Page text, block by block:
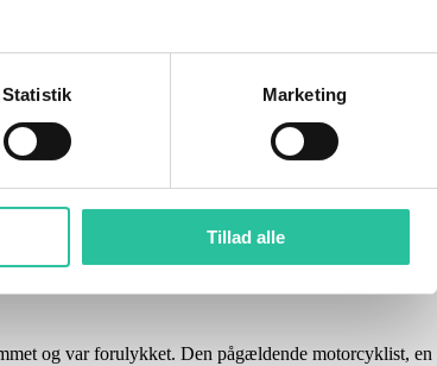
Statistik Marketing
Tillad alle
og var forulykket. Den pågældende motorcyklist,